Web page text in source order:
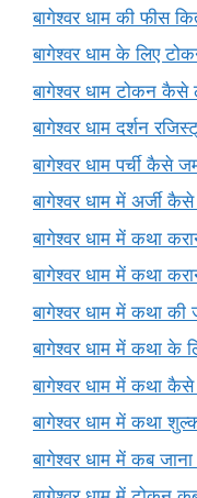
बागेश्वर धाम की फीस
बागेश्वर धाम के लिए
बागेश्वर धाम टोकन कैसे
बागेश्वर धाम दर्शन
बागेश्वर धाम पर्ची कैसे
बागेश्वर धाम में अर्जी
बागेश्वर धाम में कथा
बागेश्वर धाम में कथा
बागेश्वर धाम में कथा की
बागेश्वर धाम में कथा के
बागेश्वर धाम में कथा
बागेश्वर धाम में कथा
बागेश्वर धाम में कब जाना